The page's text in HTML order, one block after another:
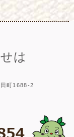
は
町1688-2